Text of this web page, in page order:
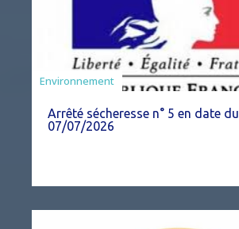
Agriculture
Environnement
Arrêté sécheresse n° 5 en date du
07/07/2026